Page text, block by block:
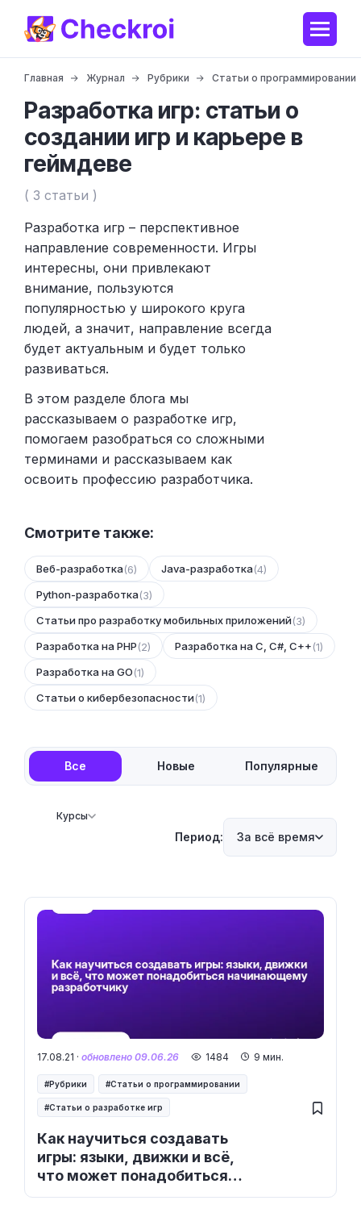
Главная Журнал Рубрики Статьи о программировании
Разработка игр: статьи о
создании игр и карьере в
геймдеве
( 3 статьи )
Разработка игр – перспективное
направление современности. Игры
интересны, они привлекают
внимание, пользуются
популярностью у широкого круга
людей, а значит, направление всегда
будет актуальным и будет только
развиваться.
В этом разделе блога мы
рассказываем о разработке игр,
помогаем разобраться со сложными
терминами и рассказываем как
освоить профессию разработчика.
Смотрите также:
Веб-разработка(6) Java-разработка(4)
Python-разработка(3)
Статьи про разработку мобильных приложений(3)
Разработка на PHP(2) Разработка на C, C#, C++(1)
Разработка на GO(1)
Статьи о кибербезопасности(1)
Все Новые Популярные
Курсы
Период: За всё время
Как научиться создавать
игры: языки, движки и всё,
что может понадобиться
начинающему разработчику
17.08.21 · обновлено 09.06.26 1484 9 мин.
Рубрики Статьи о программировании
Статьи о разработке игр